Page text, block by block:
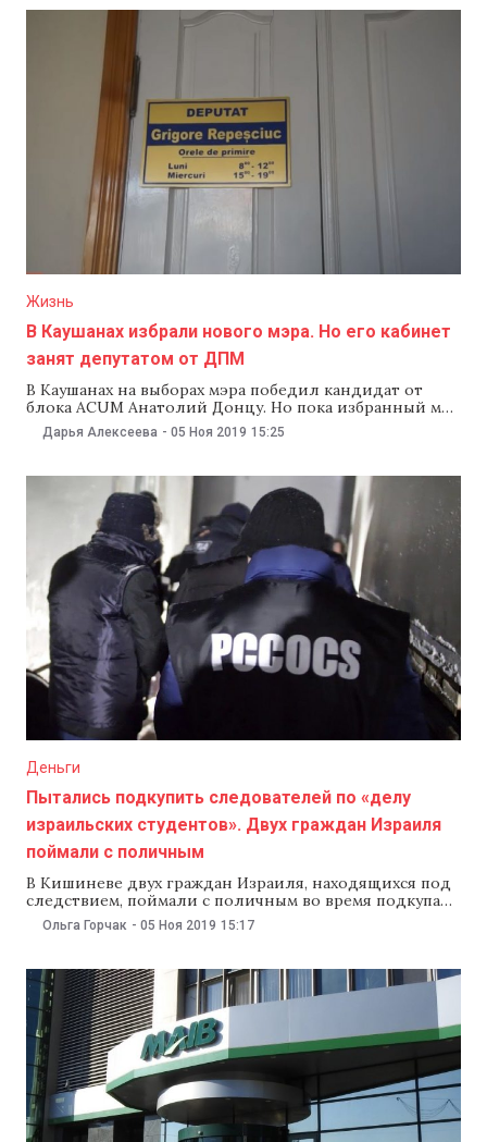
другие утверждают, что введение такого предмета
будет только растлевать детей и подрывать
моральные
Жизнь
В Каушанах избрали нового мэра. Но его кабинет
занят депутатом от ДПМ
В Каушанах на выборах мэра победил кандидат от
блока ACUM Анатолий Донцу. Но пока избранный мэр
не может занять свое место. Дело в том, что его
кабинет арендует депутат парламента от
который раньше занимал должность мэра Каушан и
баллотировался на этих выборах, но проиграл
кандидату
Дарья Алексеева - 05 Ноя 2019 15:25
Деньги
Пытались подкупить следователей по «делу
израильских студентов». Двух граждан Израиля
поймали с поличным
В Кишиневе двух граждан Израиля, находящихся под
следствием, поймали с поличным во время подкупа
должностных лиц, участвующих в расследовании.
Студенты фигурируют в деле о незаконном обороте
уголовной ответственности. Об этом 5 ноября
сообщила Прокуратура по борьбе с оргпреступностью
и особым делам. Как сообщила
Ольга Горчак - 05 Ноя 2019 15:17